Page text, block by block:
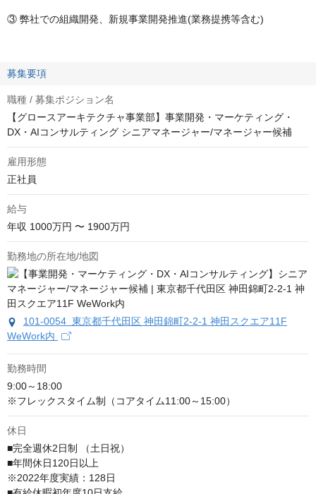
③ 弊社での組織開発、新規事業開発推進(業務提携等含む)
募集要項
職種 / 募集ポジション名
【グロースアーキテクチャ事業部】事業開発・マーケティング・
DX・AIコンサルティング シニアマネージャー/マネージャー候補
雇用形態
正社員
給与
年収 1000万円 〜 1900万円
勤務地の所在地/地図
101-0054 東京都千代田区 神田錦町2-2-1 神田スクエア11F
WeWork内
勤務時間
9:00～18:00
※フレックスタイム制（コアタイム11:00～15:00）
休日
■完全週休2日制 （土日祝）
■年間休日120日以上
※2022年度実績：128日